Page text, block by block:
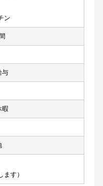
ン
与
暇
ます）